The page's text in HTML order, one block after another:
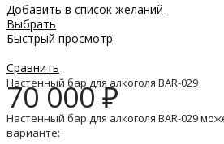
Добавить в список желаний
Выбрать
Быстрый просмотр
Сравнить
Настенный бар для алкоголя BAR-029
70 000₽
Настенный бар для алкоголя BAR-029
варианте: